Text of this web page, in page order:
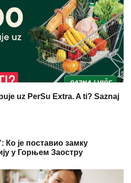
uz PerSu Extra. A ti? Saznaj
је поставио замку
у Горњем Заостру